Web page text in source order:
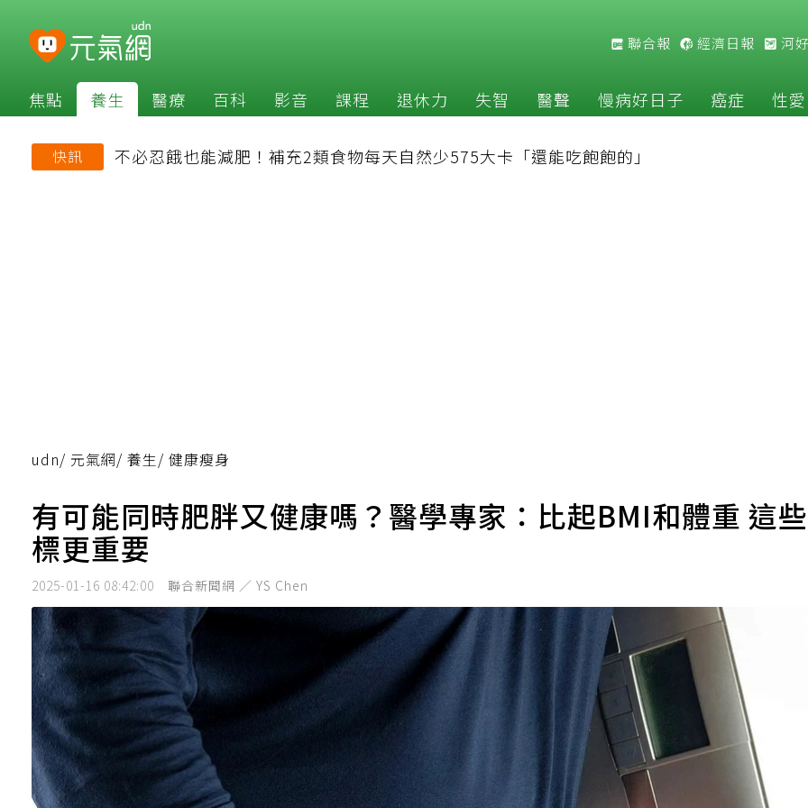
聯合報 經濟日報 河
焦點 養生 醫療 百科 影音 課程 退休力 失智 醫聲 慢病好日子 癌症 性愛
快訊 不必忍餓也能減肥！補充2類食物每天自然少575大卡「還能吃飽飽的」
udn/ 元氣網/ 養生/ 健康瘦身
有可能同時肥胖又健康嗎？醫學專家：比起BMI和體重 這
標更重要
2025-01-16 08:42:00 聯合新聞網 ／ YS Chen